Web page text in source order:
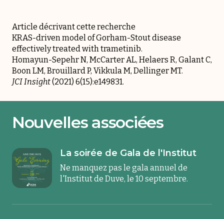
Article décrivant cette recherche
KRAS-driven model of Gorham-Stout disease
effectively treated with trametinib.
Homayun-Sepehr N, McCarter AL, Helaers R, Galant C,
Boon LM, Brouillard P, Vikkula M, Dellinger MT.
JCI Insight(2021) 6(15):e149831.
Nouvelles associées
La soirée de Gala de l'Institut
Ne manquez pas le gala annuel de
l'Institut de Duve, le 10 septembre.